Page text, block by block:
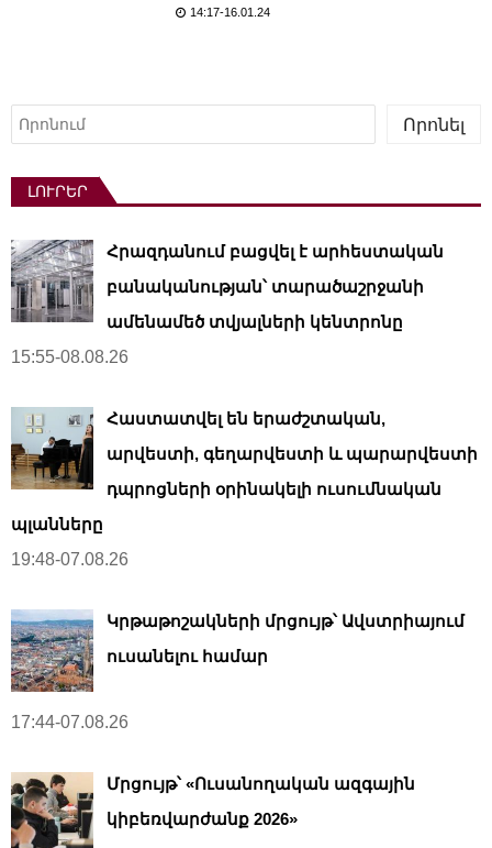
14:17-16.01.24
Որոնել
Որոնել
ԼՈՒՐԵՐ
Հրազդանում բացվել է արհեստական ​​
բանականության՝ տարածաշրջանի
ամենամեծ տվյալների կենտրոնը
15:55-08.08.26
Հաստատվել են երաժշտական,
արվեստի, գեղարվեստի և պարարվեստի
դպրոցների օրինակելի ուսումնական
պլանները
19:48-07.08.26
Կրթաթոշակների մրցույթ՝ Ավստրիայում
ուսանելու համար
17:44-07.08.26
Մրցույթ՝ «Ուսանողական ազգային
կիբեռվարժանք 2026»